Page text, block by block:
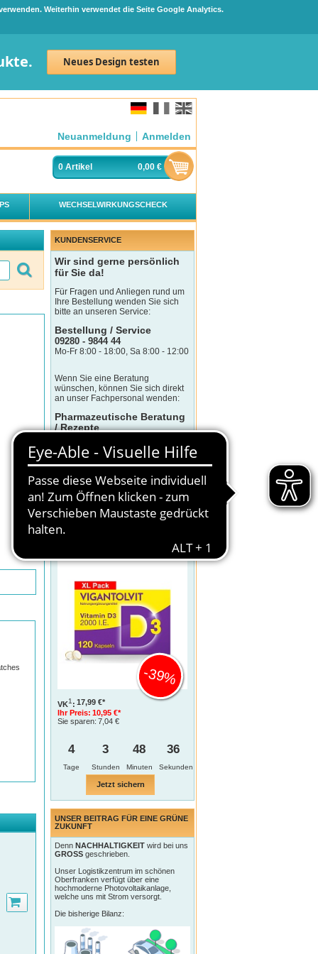
Weiterhin verwendet die Seite Google Analytics.
Neues Design testen
Neuanmeldung Anmelden
0 Artikel 0,00 €
WECHSELWIRKUNGSCHECK
KUNDENSERVICE
Wir sind gerne persönlich
für Sie da!
Für Fragen und Anliegen rund um
Ihre Bestellung wenden Sie sich
bitte an unseren Service:
Bestellung / Service
09280 - 9844 44
Mo-Fr 8:00 - 18:00, Sa 8:00 - 12:00
Wenn Sie eine Beratung
wünschen, können Sie sich direkt
an unser Fachpersonal wenden:
Pharmazeutische Beratung
/ Rezepte
Mo-Fr 8:00 - 17:00
(Telefonkosten sind abhängig von
Telefonanbieter und -tarif)
KLICK DES TAGES
Weichkapseln
VK1 : 17,99 €*
Ihr Preis: 10,95 €*
Sie sparen: 7,04 €
-39%
4
Tage
3 48 35
Jetzt sichern
UNSER BEITRAG FÜR EINE GRÜNE
ZUKUNFT
DennNACHHALTIGKEIT wird bei uns
GROSS geschrieben.
Unser Logistikzentrum im schönen
Oberfranken verfügt über eine
hochmoderne Photovoltaikanlage,
welche uns mit Strom versorgt.
Die bisherige Bilanz: